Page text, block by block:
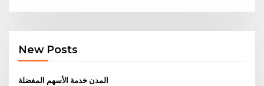
New Posts
المدن خدمة الأسهم المفضلة